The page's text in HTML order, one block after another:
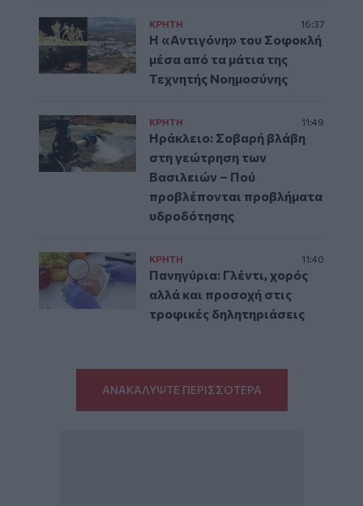
ΚΡΗΤΗ 16:37
Η «Αντιγόνη» του Σοφοκλή
μέσα από τα μάτια της
Τεχνητής Νοημοσύνης
ΚΡΗΤΗ 11:49
Ηράκλειο: Σοβαρή βλάβη
στη γεώτρηση των
Βασιλειών – Πού
προβλέπονται προβλήματα
υδροδότησης
ΚΡΗΤΗ 11:40
Πανηγύρια: Γλέντι, χορός
αλλά και προσοχή στις
τροφικές δηλητηριάσεις
ΑΝΑΚΑΛΥΨΤΕ ΠΕΡΙΣΣΟΤΕΡΑ